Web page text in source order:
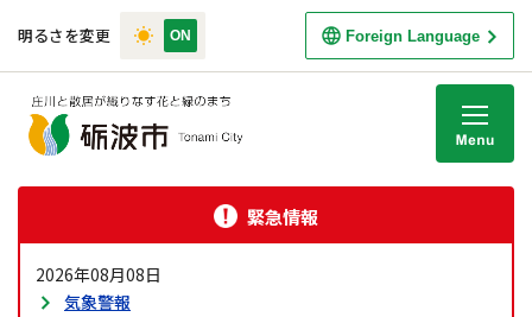
明るさを変更 Foreign Language
緊急情報
2026年08月08日
気象警報